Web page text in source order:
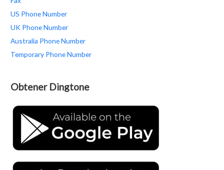
US Phone Number
UK Phone Number
Australia Phone Number
Temporary Phone Number
Obtener Dingtone